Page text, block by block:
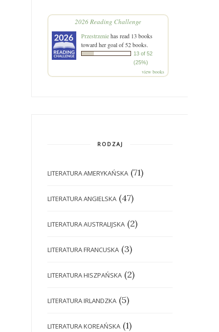
2026 Reading Challenge
Przestrzeniehas read 13 books
toward her goal of 52 books.
13 of 52
(25%)
view books
RODZAJ
LITERATURA AMERYKAŃSKA (71)
LITERATURA ANGIELSKA (47)
LITERATURA AUSTRALIJSKA (2)
LITERATURA FRANCUSKA (3)
LITERATURA HISZPAŃSKA (2)
LITERATURA IRLANDZKA (5)
LITERATURA KOREAŃSKA (1)